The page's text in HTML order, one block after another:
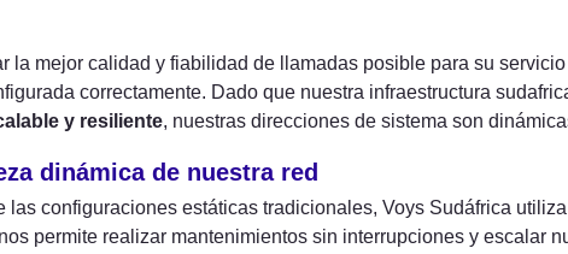
la mejor calidad y fiabilidad de llamadas posible para su
y resiliente, nuestras direcciones de sistema son
dinámica de nuestra red
las configuraciones estáticas tradicionales, Voys Sudáfrica
permite realizar mantenimientos sin interrupciones y escalar